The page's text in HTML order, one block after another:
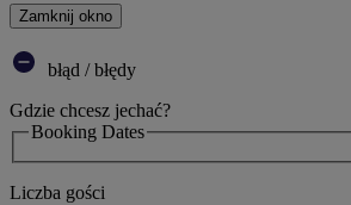
Zamknij okno
błąd / błędy
Gdzie chcesz jechać?
Booking Dates
Liczba gości